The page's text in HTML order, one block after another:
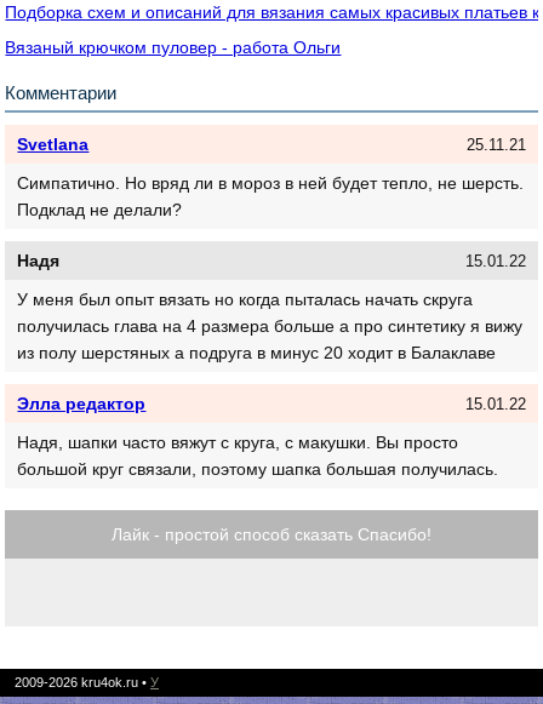
Подборка схем и описаний для вязания самых красивых платьев
Вязаный крючком пуловер - работа Ольги
Комментарии
Svetlana 25.11.21
Симпатично. Но вряд ли в мороз в ней будет тепло, не шерсть.
Подклад не делали?
Надя 15.01.22
У меня был опыт вязать но когда пыталась начать скруга
получилась глава на 4 размера больше а про синтетику я вижу
из полу шерстяных а подруга в минус 20 ходит в Балаклаве
Элла редактор 15.01.22
Надя, шапки часто вяжут с круга, с макушки. Вы просто
большой круг связали, поэтому шапка большая получилась.
Лайк - простой способ сказать Спасибо!
2009-2026 kru4ok.ru • У